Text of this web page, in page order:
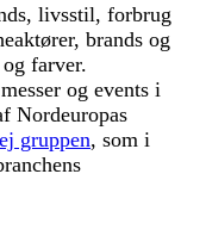
livsstil, forbrug
brands og
farver.
og events i
Nordeuropas
gruppen, som i